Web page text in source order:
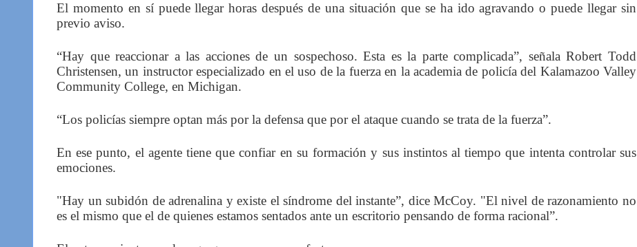
El momento en sí puede llegar horas después de una situación que se ha ido agravando o puede llegar sin
previo aviso.
“Hay que reaccionar a las acciones de un sospechoso. Esta es la parte complicada”, señala Robert Todd
Christensen, un instructor especializado en el uso de la fuerza en la academia de policía del Kalamazoo Valley
Community College, en Michigan.
“Los policías siempre optan más por la defensa que por el ataque cuando se trata de la fuerza”.
En ese punto, el agente tiene que confiar en su formación y sus instintos al tiempo que intenta controlar sus
emociones.
"Hay un subidón de adrenalina y existe el síndrome del instante”, dice McCoy. "El nivel de razonamiento no
es el mismo que el de quienes estamos sentados ante un escritorio pensando de forma racional”.